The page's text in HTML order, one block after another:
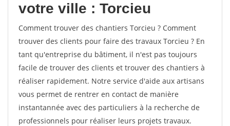
votre ville : Torcieu
Comment trouver des chantiers Torcieu ? Comment
trouver des clients pour faire des travaux Torcieu ? En
tant qu'entreprise du bâtiment, il n'est pas toujours
facile de trouver des clients et trouver des chantiers à
réaliser rapidement. Notre service d'aide aux artisans
vous permet de rentrer en contact de manière
instantannée avec des particuliers à la recherche de
professionnels pour réaliser leurs projets travaux.